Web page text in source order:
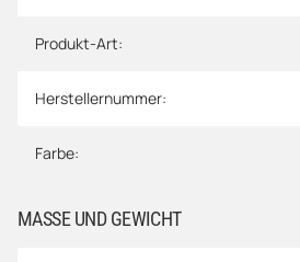
Produkt-Art:
Herstellernummer:
Farbe:
MASSE UND GEWICHT